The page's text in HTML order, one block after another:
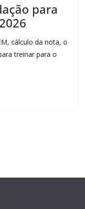
para
cálculo da nota, o
treinar para o